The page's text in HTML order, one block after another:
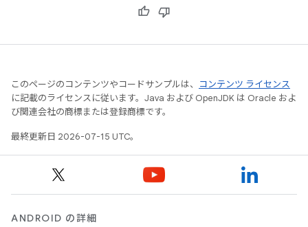
このページのコンテンツやコードサンプルは、
コンテンツ ライセンス
に記載のライセンスに従います。Java および OpenJDK は Oracle およ
び関連会社の商標または登録商標です。
最終更新日 2026-07-15 UTC。
ANDROID の詳細